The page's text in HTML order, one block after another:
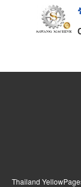
Thailand